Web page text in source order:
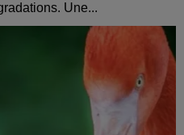
Une...